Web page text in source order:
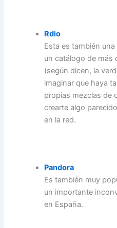
Rdio
Esta es también
un catálogo de más
(según dicen, la
imaginar que haya
propias mezclas de
crearte algo
en la red.
Pandora
Es también muy
un importante
en España.